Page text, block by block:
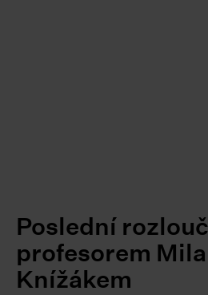
Poslední
profesorem
Knížákem